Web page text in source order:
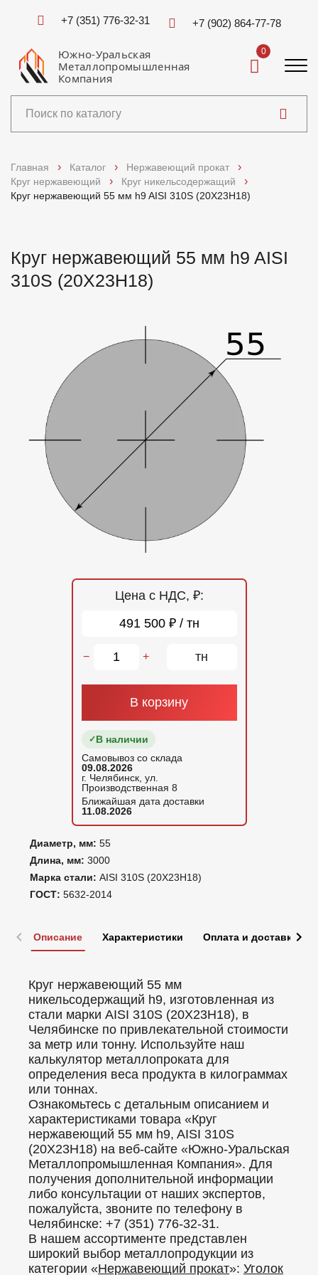
+7 (351) 776-32-31 +7 (902) 864-77-78
Южно-Уральская
Металлопромышленная
Компания
0
Услуги
Доставка и оплата
Контакты
Главная Каталог
Нержавеющий прокат
Круг нержавеющий
Круг никельсодержащий
Круг нержавеющий 55 мм h9 AISI 310S (20Х23Н18)
Круг нержавеющий 55 мм h9 AISI
310S (20Х23Н18)
Диаметр, мм: 55
Длина, мм: 3000
Марка стали: AISI 310S (20Х23Н18)
ГОСТ: 5632-2014
Цена с НДС, ₽:
491 500 ₽ / тн
− + тн
В корзину
В наличии
Самовывоз со склада
09.08.2026
г. Челябинск, ул.
Производственная 8
Ближайшая дата доставки
11.08.2026
Описание Характеристики Оплата и доставка
Круг нержавеющий 55 мм
никельсодержащий h9, изготовленная из
стали марки AISI 310S (20Х23Н18), в
Челябинске по привлекательной стоимости
за метр или тонну. Используйте наш
калькулятор металлопроката для
определения веса продукта в килограммах
или тоннах.
Ознакомьтесь с детальным описанием и
характеристиками товара «Круг
нержавеющий 55 мм h9, AISI 310S
(20Х23Н18) на веб-сайте «Южно-Уральская
Металлопромышленная Компания». Для
получения дополнительной информации
либо консультации от наших экспертов,
пожалуйста, звоните по телефону в
Челябинске: +7 (351) 776-32-31.
В нашем ассортименте представлен
широкий выбор металлопродукции из
категории «Нержавеющий прокат»: Уголок